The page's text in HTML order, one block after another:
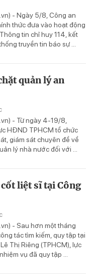
- Ngày 5/8, Công an
thức đưa vào hoạt động
tin chỉ huy 114, kết
truyền tin báo sự ...
quản lý an
- Từ ngày 4-19/8,
HĐND TPHCM tổ chức
giám sát chuyên đề về
lý nhà nước đối với ...
liệt sĩ tại Công
- Sau hơn một tháng
tác tìm kiếm, quy tập tại
Thị Riêng (TPHCM), lực
vụ đã quy tập ...